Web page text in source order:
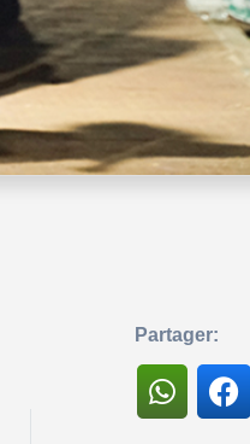
Partager: